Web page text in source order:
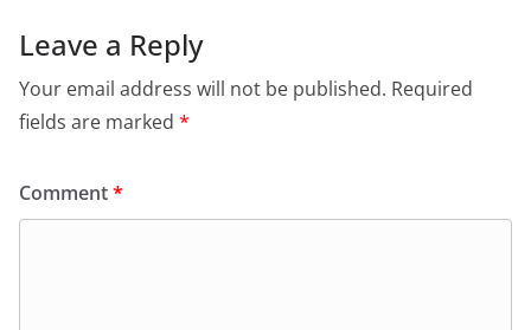
Leave a Reply
Your email address will not be published. Required
fields are marked *
Comment*